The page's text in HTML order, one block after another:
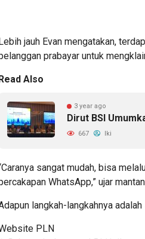
jauh Evan mengatakan,
prabayar untuk
Also
3 year ago
Dirut BSI
667 Iki
sangat mudah, bisa
WhatsApp,” ujar
langkah-langkahnya
PLN